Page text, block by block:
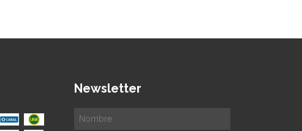
Newsletter